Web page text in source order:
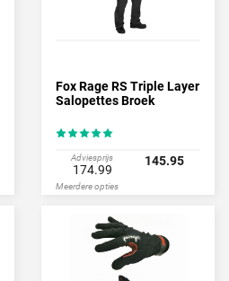
Fox Rage RS Triple Layer
Salopettes Broek
Adviesprijs
174.99
145.95
Meerdere opties